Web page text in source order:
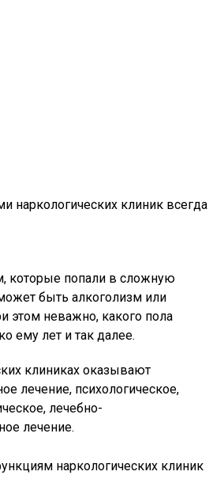
наркологических клиник всегда
попали в сложную
быть алкоголизм или
этом неважно, какого пола
ему лет и так далее.
клиниках оказывают
лечение, психологическое,
лечебно-
лечение.
наркологических клиник